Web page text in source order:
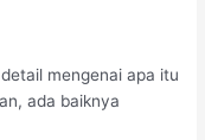
mengenai apa itu
ada baiknya